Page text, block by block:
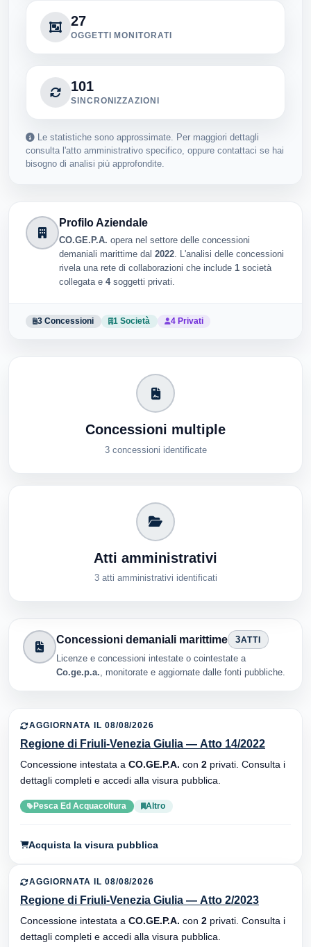
27
OGGETTI MONITORATI
101
SINCRONIZZAZIONI
Le statistiche sono approssimate. Per maggiori dettagli
consulta l'atto amministrativo specifico, oppure contattaci se hai
bisogno di analisi più approfondite.
Profilo Aziendale
CO.GE.P.A. opera nel settore delle concessioni
demaniali marittime dal 2022. L'analisi delle concessioni
rivela una rete di collaborazioni che include 1 società
collegata e 4soggetti privati.
3 Concessioni 1 Società 4 Privati
Concessioni multiple
3 concessioni identificate
Atti amministrativi
3 atti amministrativi identificati
Concessioni demaniali marittime 3ATTI
Licenze e concessioni intestate o cointestate a
Co.ge.p.a., monitorate e aggiornate dalle fonti pubbliche.
AGGIORNATA IL 08/08/2026
Regione di Friuli-Venezia Giulia — Atto 14/2022
Concessione intestata a CO.GE.P.A. con 2 privati. Consulta i
dettagli completi e accedi alla visura pubblica.
Pesca Ed Acquacoltura Altro
Acquista la visura pubblica
AGGIORNATA IL 08/08/2026
Regione di Friuli-Venezia Giulia — Atto 2/2023
Concessione intestata a CO.GE.P.A. con 2 privati. Consulta i
dettagli completi e accedi alla visura pubblica.